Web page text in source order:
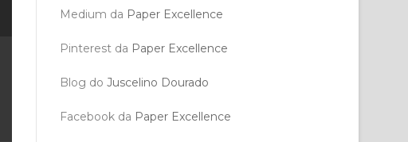
Medium da Paper Excellence
Pinterest da Paper Excellence
Blog doJuscelino Dourado
Facebook da Paper Excellence